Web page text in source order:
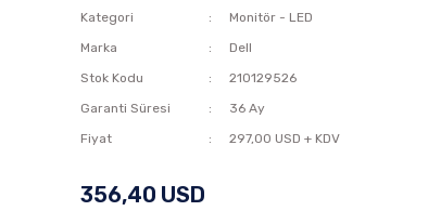
Kategori
Monitör - LED
Marka
Dell
Stok Kodu
210129526
Garanti Süresi
36 Ay
Fiyat
297,00 USD + KDV
356,40 USD